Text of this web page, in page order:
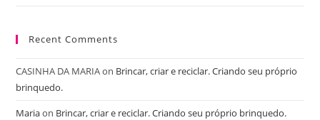
Recent Comments
CASINHA DA MARIAon Brincar, criar e reciclar. Criando seu próprio
brinquedo.
Mariaon Brincar, criar e reciclar. Criando seu próprio brinquedo.